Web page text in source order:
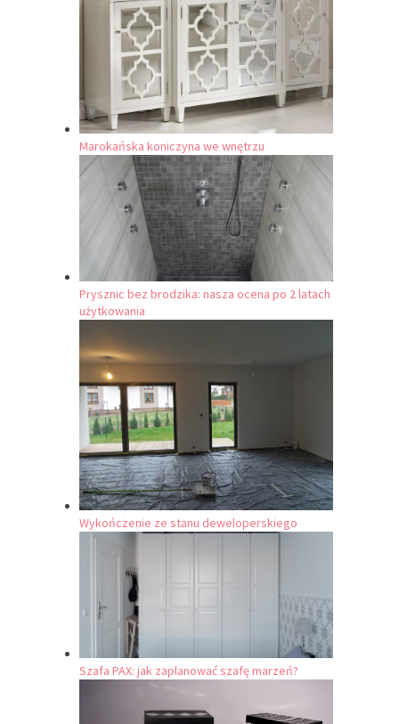
Marokańska koniczyna we wnętrzu
Prysznic bez brodzika: nasza ocena po 2 latach
użytkowania
Wykończenie ze stanu deweloperskiego
Szafa PAX: jak zaplanować szafę marzeń?